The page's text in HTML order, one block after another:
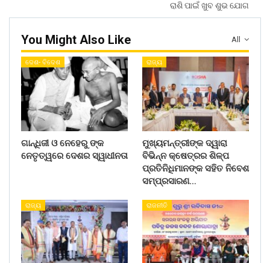
ରାଶି ପାଇଁ ଖୁବ ଶୁଭ ଯୋଗ
All
You Might Also Like
ଦେଶ- ବିଦେଶ
ଗାନ୍ଧିଜୀ ଓ ନେହେରୁ ଙ୍କ
ନେତୃତ୍ୱରେ ଦେଶର ସ୍ୱାଧୀନତା
ରାଜ୍ୟ
ମୁଖ୍ୟମନ୍ତ୍ରୀଙ୍କ ଦ୍ୱାରା
ବିଭିନ୍ନ କ୍ଷେତ୍ରର ଶିଳ୍ପ
ପ୍ରତିନିଧିମାନଙ୍କ ସହିତ ନିବେଶ
ସମ୍ପ୍ରସାରଣ…
ରାଜ୍ୟ ରାଜନୀତି